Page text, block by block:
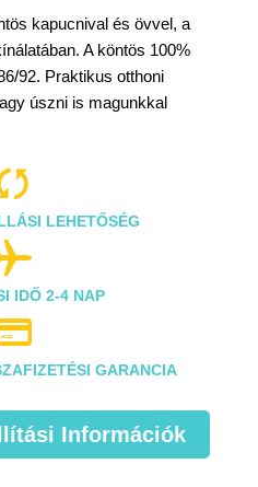
kapucnival és övvel, a
A köntös 100%
92. Praktikus otthoni
úszni is magunkkal
LEHETŐSÉG
IDŐ 2-4 NAP
GARANCIA
Információk